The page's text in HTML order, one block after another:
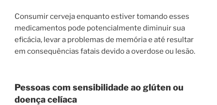
Consumir cerveja enquanto estiver tomando esses
medicamentos pode potencialmente diminuir sua
eficácia, levar a problemas de memória e até resultar
em consequências fatais devido a overdose ou lesão.
Pessoas com sensibilidade ao glúten ou
doença celíaca